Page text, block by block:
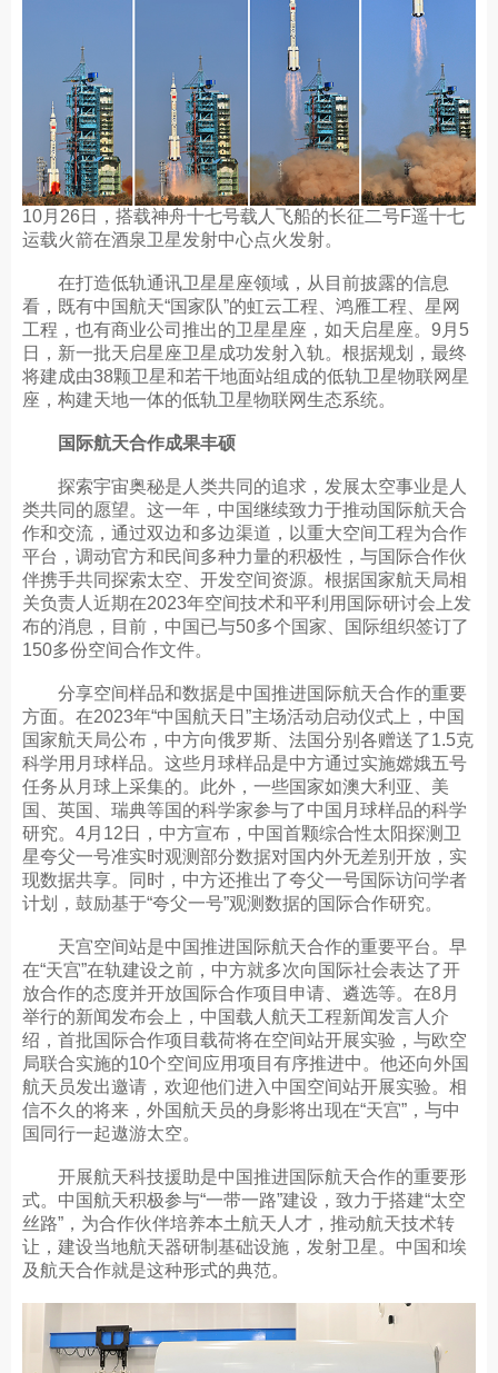
10月26日，搭载神舟十七号载人飞船的长征二号F遥十七
运载火箭在酒泉卫星发射中心点火发射。
在打造低轨通讯卫星星座领域，从目前披露的信息
看，既有中国航天“国家队”的虹云工程、鸿雁工程、星网
工程，也有商业公司推出的卫星星座，如天启星座。9月5
日，新一批天启星座卫星成功发射入轨。根据规划，最终
将建成由38颗卫星和若干地面站组成的低轨卫星物联网星
座，构建天地一体的低轨卫星物联网生态系统。
国际航天合作成果丰硕
探索宇宙奥秘是人类共同的追求，发展太空事业是人
类共同的愿望。这一年，中国继续致力于推动国际航天合
作和交流，通过双边和多边渠道，以重大空间工程为合作
平台，调动官方和民间多种力量的积极性，与国际合作伙
伴携手共同探索太空、开发空间资源。根据国家航天局相
关负责人近期在2023年空间技术和平利用国际研讨会上发
布的消息，目前，中国已与50多个国家、国际组织签订了
150多份空间合作文件。
分享空间样品和数据是中国推进国际航天合作的重要
方面。在2023年“中国航天日”主场活动启动仪式上，中国
国家航天局公布，中方向俄罗斯、法国分别各赠送了1.5克
科学用月球样品。这些月球样品是中方通过实施嫦娥五号
任务从月球上采集的。此外，一些国家如澳大利亚、美
国、英国、瑞典等国的科学家参与了中国月球样品的科学
研究。4月12日，中方宣布，中国首颗综合性太阳探测卫
星夸父一号准实时观测部分数据对国内外无差别开放，实
现数据共享。同时，中方还推出了夸父一号国际访问学者
计划，鼓励基于“夸父一号”观测数据的国际合作研究。
天宫空间站是中国推进国际航天合作的重要平台。早
在“天宫”在轨建设之前，中方就多次向国际社会表达了开
放合作的态度并开放国际合作项目申请、遴选等。在8月
举行的新闻发布会上，中国载人航天工程新闻发言人介
绍，首批国际合作项目载荷将在空间站开展实验，与欧空
局联合实施的10个空间应用项目有序推进中。他还向外国
航天员发出邀请，欢迎他们进入中国空间站开展实验。相
信不久的将来，外国航天员的身影将出现在“天宫”，与中
国同行一起遨游太空。
开展航天科技援助是中国推进国际航天合作的重要形
式。中国航天积极参与“一带一路”建设，致力于搭建“太空
丝路”，为合作伙伴培养本土航天人才，推动航天技术转
让，建设当地航天器研制基础设施，发射卫星。中国和埃
及航天合作就是这种形式的典范。